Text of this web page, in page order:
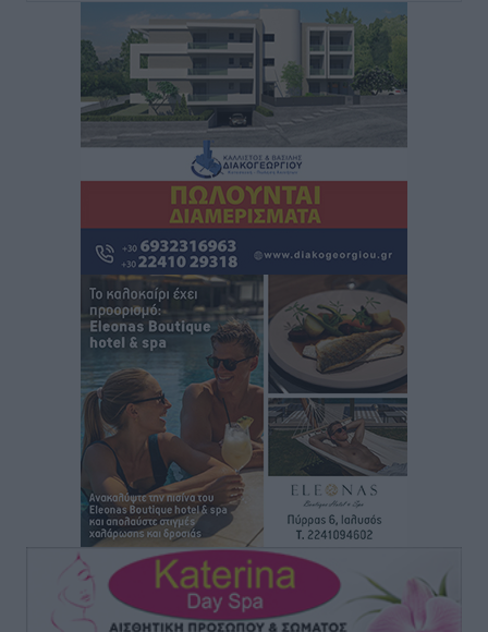
Τοπικές Ειδήσεις• πριν 12 ώρες
Αυτοκίνητο μπήκε παράνομα σε μονόδρομο στο
Μαστιχάρι – Αναποδογύρισε όχημα με μητέρα και
Τοπικές Ειδήσεις• πριν 12 ώρες
“Η Ευρώπη αντιμετώπιζε το προσφυγικό σαν ταινία
τρόμου” – Η συγκλονιστική μαρτυρία της Χαρούλας
Γιασιράνη στον RV για τα γεγονότα που οδήγησαν στο
Σύμφωνο της Λέρου
Τοπικές Ειδήσεις • πριν 12 ώρες
Συναυλία με τον Γιάννη Κότσιρα στις 21 Αυγούστου
Πολιτιστικά• πριν 12 ώρες
Έκτακτη συνεδρίαση της Δημοτικής Επιτροπής Ρόδου
αύριο Παρασκευή 7 Αυγούστου
Τοπικές Ειδήσεις• πριν 12 ώρες
ΑΕΡΑ: Δεν σταματάει να ενισχύεται, νέο απόκτημα ο